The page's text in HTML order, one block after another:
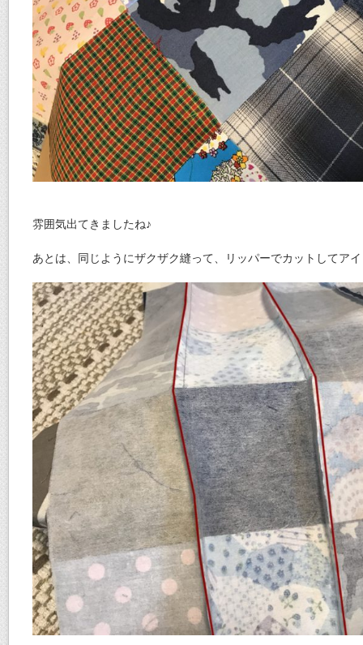
雰囲気出てきましたね♪
あとは、同じようにザクザク縫って、リッパーでカットしてア